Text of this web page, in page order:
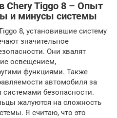
Chery Tiggo 8 – Опыт
и минусы системы
8, установившие систему
значительное
Они хвалят
освещением,
функциями. Также
автомобиля за
системами безопасности.
жалуются на сложность
Я считаю, что это